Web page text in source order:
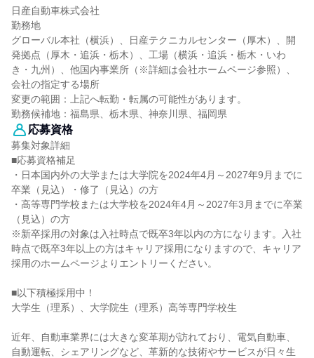
日産自動車株式会社
勤務地
グローバル本社（横浜）、日産テクニカルセンター（厚木）、開
発拠点（厚木・追浜・栃木）、工場（横浜・追浜・栃木・いわ
き・九州）、他国内事業所（※詳細は会社ホームページ参照）、
会社の指定する場所
変更の範囲：上記へ転勤・転属の可能性があります。
勤務候補地：福島県、栃木県、神奈川県、福岡県
応募資格
募集対象詳細
■応募資格補足
・日本国内外の大学または大学院を2024年4月～2027年9月までに
卒業（見込）・修了（見込）の方
・高等専門学校または大学校を2024年4月～2027年3月までに卒業
（見込）の方
※新卒採用の対象は入社時点で既卒3年以内の方になります。入社
時点で既卒3年以上の方はキャリア採用になりますので、キャリア
採用のホームページよりエントリーください。
■以下積極採用中！
大学生（理系）、大学院生（理系）高等専門学校生
近年、自動車業界には大きな変革期が訪れており、電気自動車、
自動運転、シェアリングなど、革新的な技術やサービスが日々生